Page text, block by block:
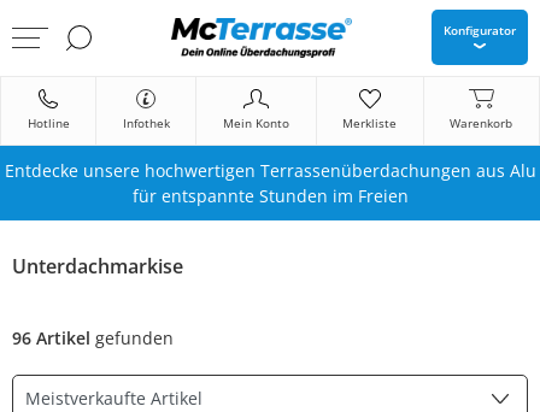
Konfigurator
Hotline Infothek Mein Konto Merkliste Warenkorb
Entdecke unsere hochwertigen Terrassenüberdachungen aus Alu
für entspannte Stunden im Freien
Unterdachmarkise
96 Artikel gefunden